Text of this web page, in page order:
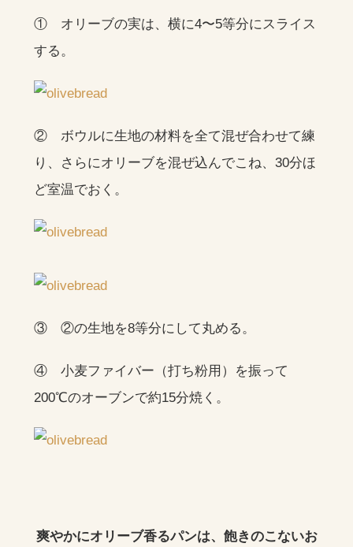
① オリーブの実は、横に4〜5等分にスライス
する。
② ボウルに生地の材料を全て混ぜ合わせて練
り、さらにオリーブを混ぜ込んでこね、30分ほ
ど室温でおく。
③ ②の生地を8等分にして丸める。
④ 小麦ファイバー（打ち粉用）を振って
200℃のオーブンで約15分焼く。
爽やかにオリーブ香るパンは、飽きのこないお